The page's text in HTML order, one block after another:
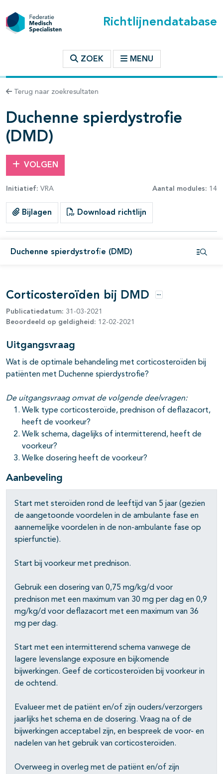
Richtlijnendatabase
ZOEK MENU
Terug naar zoekresultaten
Duchenne spierdystrofie
(DMD)
VOLGEN
Initiatief: VRA Aantal modules: 14
Bijlagen Download richtlijn
Duchenne spierdystrofie (DMD)
binnen deze richtlijn
open- en dichtklappen
Corticosteroïden bij DMD Opties
Publicatiedatum: 31-03-2021
Beoordeeld op geldigheid: 12-02-2021
Uitgangsvraag
Wat is de optimale behandeling met corticosteroïden bij
patiënten met Duchenne spierdystrofie?
De uitgangsvraag omvat de volgende deelvragen:
Welk type corticosteroïde, prednison of deflazacort,
heeft de voorkeur?
Welk schema, dagelijks of intermitterend, heeft de
voorkeur?
Welke dosering heeft de voorkeur?
Aanbeveling
Start met steroïden rond de leeftijd van 5 jaar (gezien
de aangetoonde voordelen in de ambulante fase en
aannemelijke voordelen in de non-ambulante fase op
spierfunctie).
Start bij voorkeur met prednison.
Gebruik een dosering van 0,75 mg/kg/d voor
prednison met een maximum van 30 mg per dag en 0,9
mg/kg/d voor deflazacort met een maximum van 36
mg per dag.
Start met een intermitterend schema vanwege de
lagere levenslange exposure en bijkomende
bijwerkingen. Geef de corticosteroïden bij voorkeur in
de ochtend.
Evalueer met de patiënt en/of zijn ouders/verzorgers
jaarlijks het schema en de dosering. Vraag na of de
bijwerkingen acceptabel zijn, en bespreek de voor- en
nadelen van het gebruik van corticosteroïden.
Overweeg in overleg met de patiënt en/of zijn